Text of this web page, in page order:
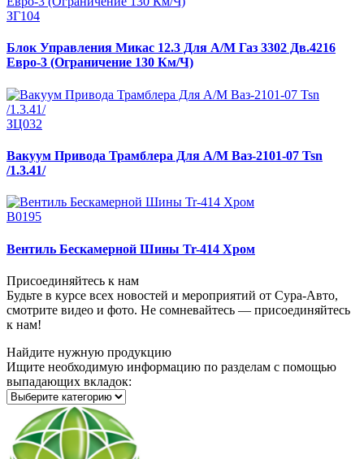
ЗГ104
Блок Управления Микас 12.3 Для А/М Газ 3302 Дв.4216
Евро-3 (Ограничение 130 Км/Ч)
ЗЦ032
Вакуум Привода Трамблера Для А/М Ваз-2101-07 Tsn
/1.3.41/
В0195
Вентиль Бескамерной Шины Tr-414 Хром
Присоединяйтесь к нам
Будьте в курсе всех новостей и мероприятий от Сура-Авто,
смотрите видео и фото. Не сомневайтесь — присоединяйтесь
к нам!
Найдите нужную продукцию
Ищите необходимую информацию по разделам с помощью
выпадающих вкладок: